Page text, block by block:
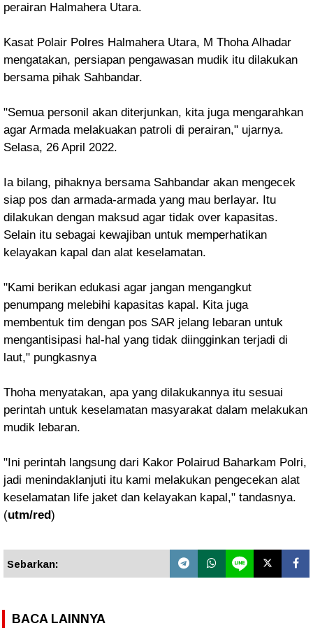
perairan Halmahera Utara.
Kasat Polair Polres Halmahera Utara, M Thoha Alhadar
mengatakan, persiapan pengawasan mudik itu dilakukan
bersama pihak Sahbandar.
"Semua personil akan diterjunkan, kita juga mengarahkan
agar Armada melakuakan patroli di perairan," ujarnya.
Selasa, 26 April 2022.
Ia bilang, pihaknya bersama Sahbandar akan mengecek
siap pos dan armada-armada yang mau berlayar. Itu
dilakukan dengan maksud agar tidak over kapasitas.
Selain itu sebagai kewajiban untuk memperhatikan
kelayakan kapal dan alat keselamatan.
"Kami berikan edukasi agar jangan mengangkut
penumpang melebihi kapasitas kapal. Kita juga
membentuk tim dengan pos SAR jelang lebaran untuk
mengantisipasi hal-hal yang tidak diingginkan terjadi di
laut," pungkasnya
Thoha menyatakan, apa yang dilakukannya itu sesuai
perintah untuk keselamatan masyarakat dalam melakukan
mudik lebaran.
"Ini perintah langsung dari Kakor Polairud Baharkam Polri,
jadi menindaklanjuti itu kami melakukan pengecekan alat
keselamatan life jaket dan kelayakan kapal," tandasnya.
(utm/red)
Sebarkan:
BACA LAINNYA